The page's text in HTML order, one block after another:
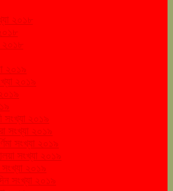
২০১৮
২০১৮
২০১৯
২০১৯
সংখ্যা ২০১৯
সংখ্যা ২০১৯
সংখ্যা ২০১৯
সংখ্যা ২০১৯
সংখ্যা ২০১৯
সংখ্যা ২০১৯